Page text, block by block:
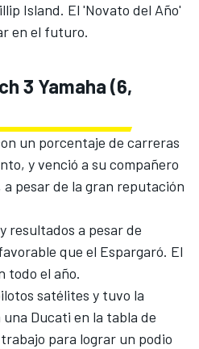
Island. El 'Novato del Año'
en el futuro.
3 Yamaha (6,
un porcentaje de carreras
y venció a su compañero
pesar de la gran reputación
resultados a pesar de
que el Espargaró. El
todo el año.
satélites y tuvo la
Ducati en la tabla de
para lograr un podio